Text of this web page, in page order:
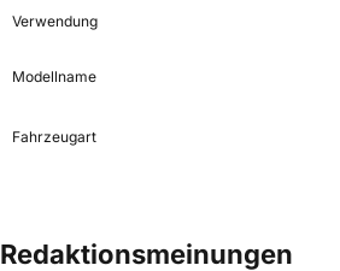
Verwendung
Modellname
Fahrzeugart
Redaktionsmeinungen